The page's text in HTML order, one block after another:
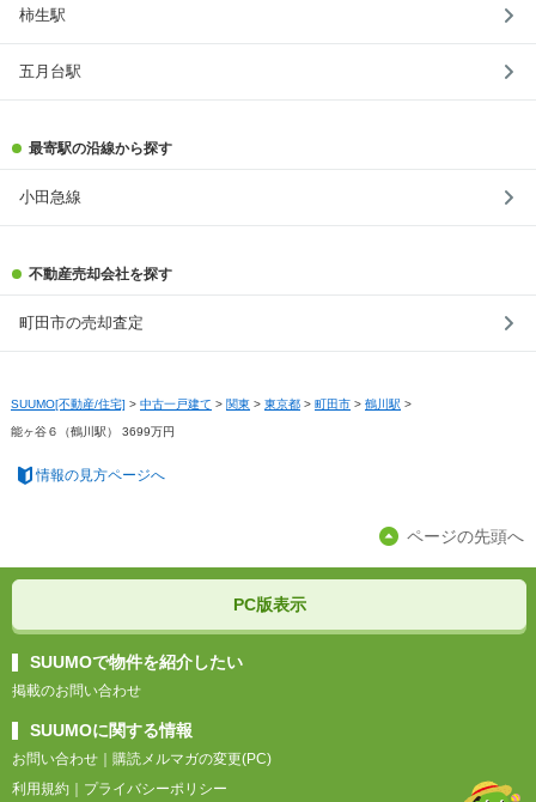
柿生駅
五月台駅
最寄駅の沿線から探す
小田急線
不動産売却会社を探す
町田市の売却査定
SUUMO[不動産/住宅] > 中古一戸建て > 関東 > 東京都 > 町田市 > 鶴川駅 >
能ヶ谷６（鶴川駅） 3699万円
情報の見方ページへ
ページの先頭へ
PC版表示
SUUMOで物件を紹介したい
掲載のお問い合わせ
SUUMOに関する情報
お問い合わせ
購読メルマガの変更(PC)
利用規約
プライバシーポリシー